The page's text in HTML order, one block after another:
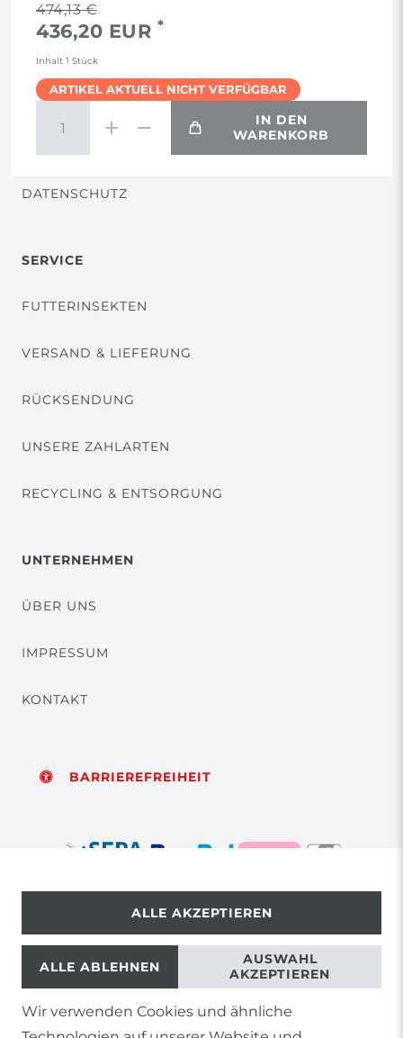
474,13 €
436,20 EUR *
Inhalt 1 Stück
ARTIKEL AKTUELL NICHT VERFÜGBAR
IN DEN
WARENKORB
RECHTLICHES
AGB
WIDERRUF
DATENSCHUTZ
SERVICE
FUTTERINSEKTEN
VERSAND & LIEFERUNG
RÜCKSENDUNG
UNSERE ZAHLARTEN
RECYCLING & ENTSORGUNG
UNTERNEHMEN
ÜBER UNS
IMPRESSUM
KONTAKT
BARRIEREFREIHEIT
© Copyright 2026 | Alle Rechte vorbehalten.
1) Gilt nicht für Sendungen mit Futterinsekten,
Wir verwenden Cookies und ähnliche
ALLE AKZEPTIEREN
ALLE ABLEHNEN
AUSWAHL
AKZEPTIEREN